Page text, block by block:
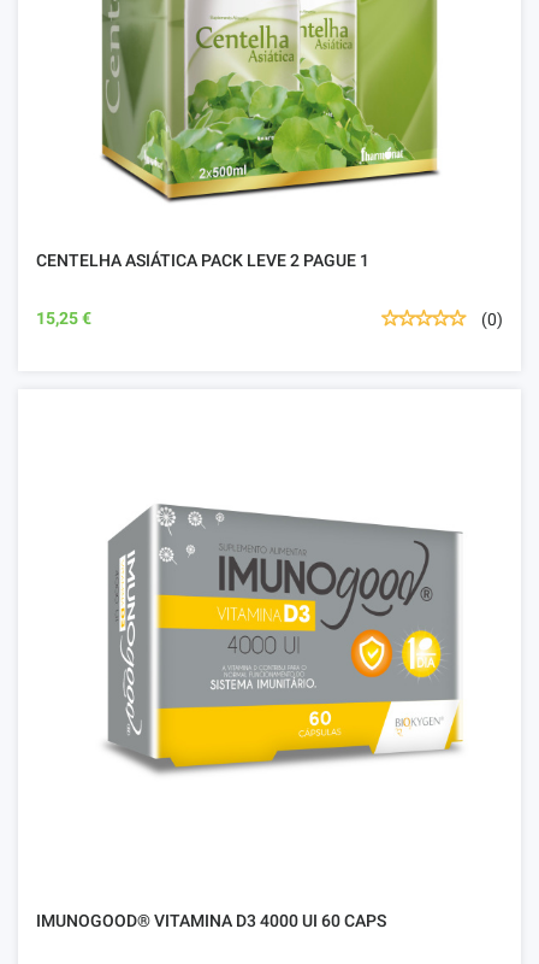
CENTELHA ASIÁTICA PACK LEVE 2 PAGUE 1
15,25 € (0)
IMUNOGOOD® VITAMINA D3 4000 UI 60 CAPS